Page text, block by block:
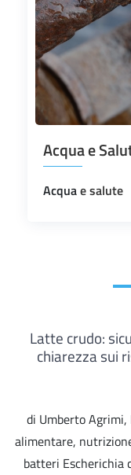
Acqua e
Acquae salute
Latte crudo:
chiarezza sui
di Umberto
alimentare,
batteri Escherichia